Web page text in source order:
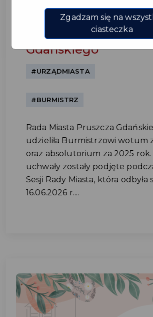
absolutorium dla
Burmistrza Pruszcza
Gdańskiego
#URZĄDMIASTA
#BURMISTRZ
Rada Miasta Pruszcza
udzieliła Burmistrzowi wotum
oraz absolutorium za 2025 rok.
uchwały zostały podjęte
Sesji Rady Miasta, która odbyła
16.06.2026 r....
Zgadzam się na
ciasteczka